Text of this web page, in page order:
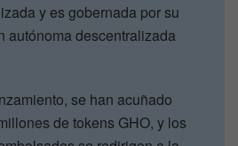
y es gobernada por su
autónoma descentralizada
se han acuñado
de tokens GHO, y los